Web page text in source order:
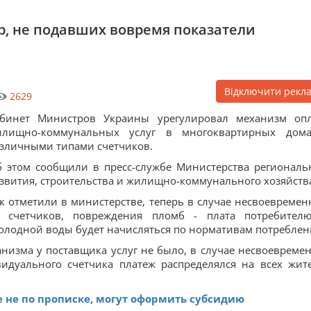
не подавших вовремя показатели
2629 Відключити
Министров Украины урегулировал механизм
коммунальных услуг в многоквартирных
типами счетчиков.
этом сообщили в пресс-службе Министерства
строительства и жилищно-коммунального
отметили в министерстве, теперь в случае
счетчиков, повреждения пломб - плата
воды будет начисляться по нормативам
у поставщика услуг не было, в случае
счетчика платеж распределялся на всех
по прописке, могут оформить субсидию